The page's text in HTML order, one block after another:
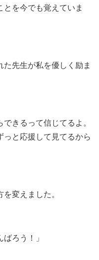
を今でも覚えていま
先生が私を優しく励ま
きるって信じてるよ。
と応援して見てるから
変えました。
ろう！」